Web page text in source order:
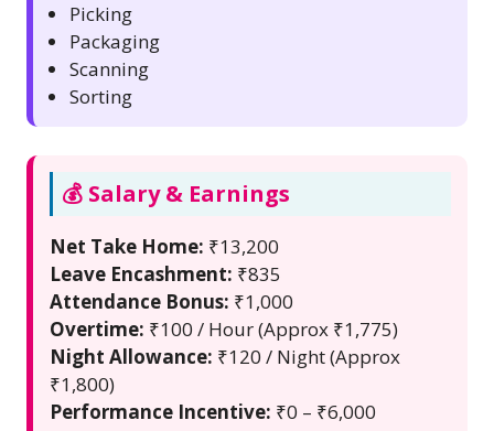
Picking
Packaging
Scanning
Sorting
💰 Salary & Earnings
Net Take Home: ₹13,200
Leave Encashment: ₹835
Attendance Bonus: ₹1,000
Overtime: ₹100 / Hour (Approx ₹1,775)
Night Allowance: ₹120 / Night (Approx
₹1,800)
Performance Incentive: ₹0 – ₹6,000